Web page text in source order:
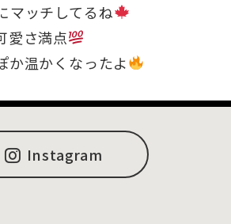
マッチしてるね
愛さ満点
か温かくなったよ
Instagram